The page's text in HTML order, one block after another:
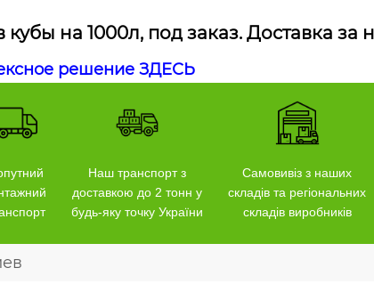
на 1000л, под заказ. Доставка за
решение ЗДЕСЬ
Наш транспорт з
доставкою до 2 тонн у
будь-яку точку України
Самовивіз з наших
складів та регіональних
складів виробників